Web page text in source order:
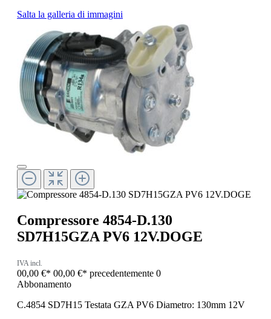
Salta la galleria di immagini
Compressore 4854-D.130
SD7H15GZA PV6 12V.DOGE
IVA incl.
00,00 €* 00,00 €* precedentemente 0
Abbonamento
C.4854 SD7H15 Testata GZA PV6 Diametro: 130mm 12V